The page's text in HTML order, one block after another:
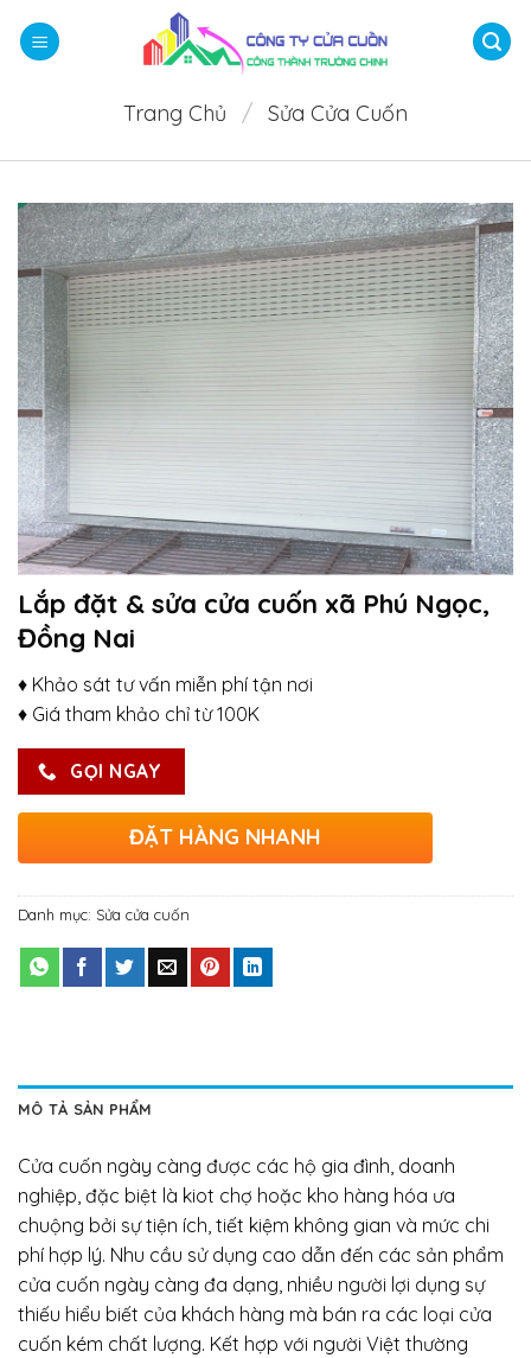
qua
Trang Chủ / Sửa Cửa Cuốn
Lắp đặt & sửa cửa cuốn xã Phú Ngọc,
Đồng Nai
♦ Khảo sát tư vấn miễn phí tận nơi
♦ Giá tham khảo chỉ từ 100K
GỌI NGAY
ĐẶT HÀNG NHANH
Danh mục: Sửa cửa cuốn
MÔ TẢ SẢN PHẨM
Cửa cuốn ngày càng được các hộ gia đình, doanh
nghiệp, đặc biệt là kiot chợ hoặc kho hàng hóa ưa
chuộng bởi sự tiện ích, tiết kiệm không gian và mức chi
phí hợp lý. Nhu cầu sử dụng cao dẫn đến các sản phẩm
cửa cuốn ngày càng đa dạng, nhiều người lợi dụng sự
thiếu hiểu biết của khách hàng mà bán ra các loại cửa
cuốn kém chất lượng. Kết hợp với người Việt thường